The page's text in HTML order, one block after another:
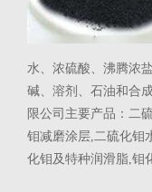
水、浓硫酸、沸腾浓
碱、溶剂、石油和合
限公司主要产品：二
钼减磨涂层,二硫化钼
化钼及特种润滑脂,钼